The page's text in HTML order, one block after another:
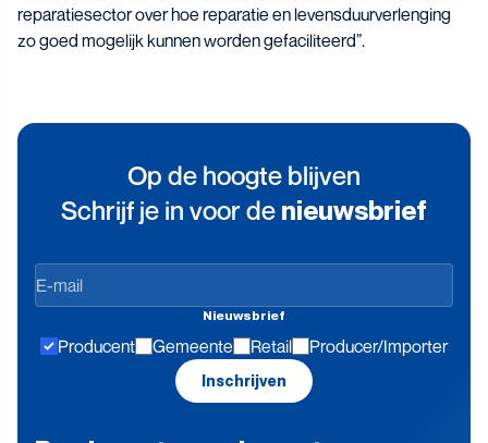
reparatiesector over hoe reparatie en levensduurverlenging
zo goed mogelijk kunnen worden gefaciliteerd”.
Op de hoogte blijven
Schrijf je in voor de nieuwsbrief
Op
de
blijven
Nieuwsbrief
Producent Gemeente Retail Producer/Importer
Inschrijven